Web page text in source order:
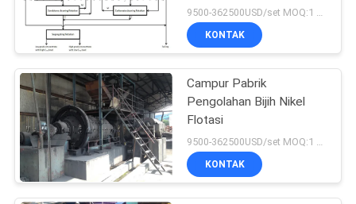
KONTAK
Campur Pabrik
Pengolahan Bijih Nikel
Flotasi
KONTAK